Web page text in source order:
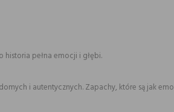
pełna emocji i głębi.
i autentycznych. Zapachy, które są jak